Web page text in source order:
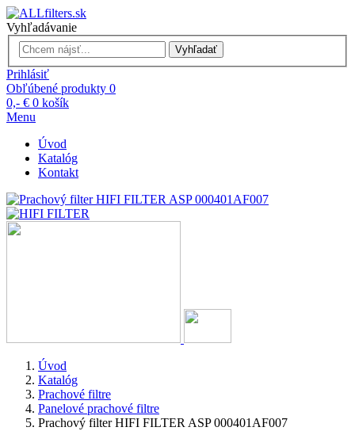
Vyhľadávanie
Vyhľadať
Prihlásiť
Obľúbené produkty 0
0,- € 0 košík
Menu
Úvod
Katalóg
Kontakt
Úvod
Katalóg
Prachové filtre
Panelové prachové filtre
Prachový filter HIFI FILTER ASP 000401AF007